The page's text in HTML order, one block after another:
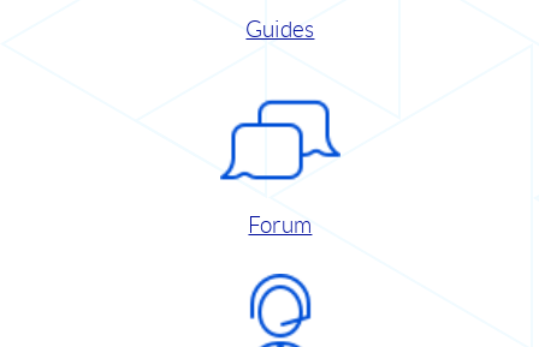
Guides
Forum